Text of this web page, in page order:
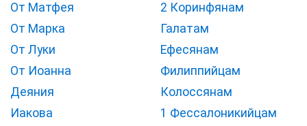
От Матфея
От Марка
От Луки
От Иоанна
Деяния
Иакова
2 Коринфянам
Галатам
Ефесянам
Филиппийцам
Колоссянам
1 Фессалоникийцам